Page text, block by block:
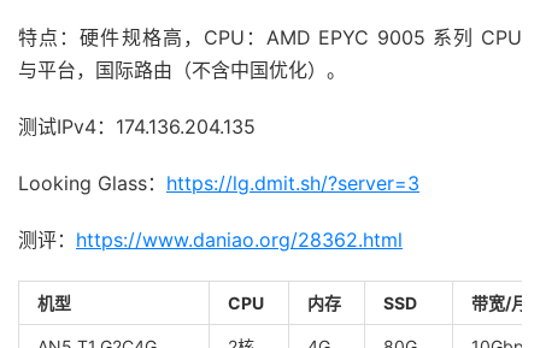
特点：硬件规格高，CPU：AMD EPYC 9005 系列 CPU
与平台，国际路由（不含中国优化）。
测试IPv4：174.136.204.135
Looking Glass： https://lg.dmit.sh/?server=3
测评： https://www.daniao.org/28362.html
机型 CPU 内存 SSD 带宽/月